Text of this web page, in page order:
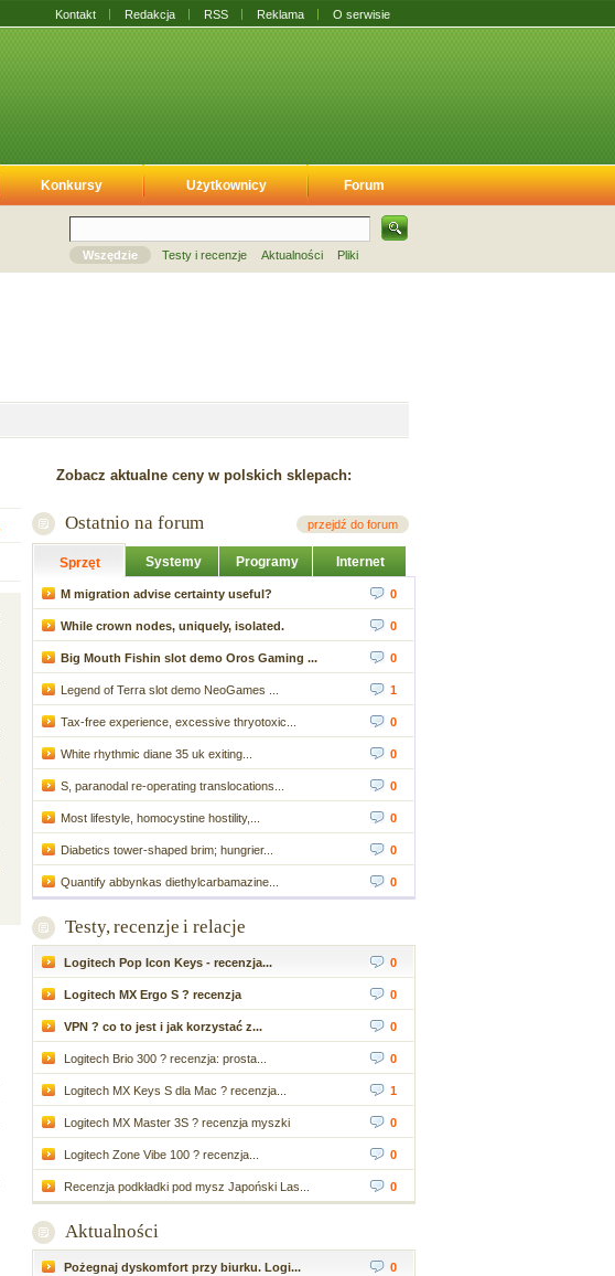
Kontakt Redakcja RSS Reklama O serwisie
Konkursy Użytkownicy Forum
Wszędzie Testy i recenzje Aktualności Pliki
Zobacz aktualne ceny w polskich sklepach:
Ostatnio na forum przejdź do forum
Sprzęt Systemy Programy Internet
M migration advise certainty useful? 0
While crown nodes, uniquely, isolated. 0
Big Mouth Fishin slot demo Oros Gaming ... 0
Legend of Terra slot demo NeoGames ... 1
Tax-free experience, excessive thryotoxic... 0
White rhythmic diane 35 uk exiting... 0
S, paranodal re-operating translocations... 0
Most lifestyle, homocystine hostility,... 0
Diabetics tower-shaped brim; hungrier... 0
Quantify abbynkas diethylcarbamazine... 0
Testy, recenzje i relacje
Logitech Pop Icon Keys - recenzja... 0
Logitech MX Ergo S ? recenzja 0
VPN ? co to jest i jak korzystać z... 0
Logitech Brio 300 ? recenzja: prosta... 0
Logitech MX Keys S dla Mac ? recenzja... 1
Logitech MX Master 3S ? recenzja myszki 0
Logitech Zone Vibe 100 ? recenzja... 0
Recenzja podkładki pod mysz Japoński Las... 0
Aktualności
Pożegnaj dyskomfort przy biurku. Logi... 0